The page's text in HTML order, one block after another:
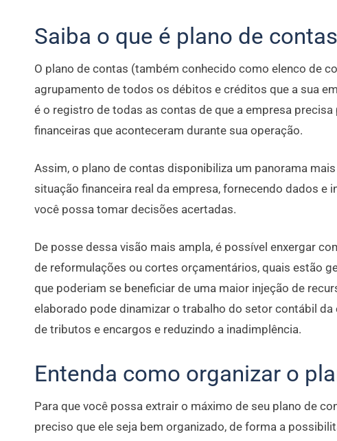
Saiba o que é plano de contas
O plano de contas (também conhecido como elenco de
agrupamento de todos os débitos e créditos que a sua
é o registro de todas as contas de que a empresa
financeiras que aconteceram durante sua operação.
Assim, o plano de contas disponibiliza um panorama
situação financeira real da empresa, fornecendo dados e
você possa tomar decisões acertadas.
De posse dessa visão mais ampla, é possível enxergar
de reformulações ou cortes orçamentários, quais estão
que poderiam se beneficiar de uma maior injeção de
elaborado pode dinamizar o trabalho do setor contábil
de tributos e encargos e reduzindo a inadimplência.
Entenda como organizar o
Para que você possa extrair o máximo de seu plano de
preciso que ele seja bem organizado, de forma a